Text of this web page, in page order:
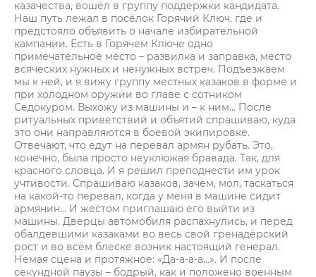
казачества, вошёл в группу поддержки кандидата.
Наш путь лежал в посёлок Горячий Ключ, где и
предстояло объявить о начале избирательной
кампании. Есть в Горячем Ключе одно
примечательное место – развилка и заправка, место
всяческих нужных и ненужных встреч. Подъезжаем
мы к ней, и я вижу группу местных казаков в форме и
при холодном оружии во главе с сотником
Седокуром. Выхожу из машины и – к ним… После
ритуальных приветствий и объятий спрашиваю, куда
это они направляются в боевой экипировке.
Отвечают, что едут на перевал армян рубать. Это,
конечно, была просто неуклюжая бравада. Так, для
красного словца. И я решил преподнести им урок
учтивости. Спрашиваю казаков, зачем, мол, таскаться
на какой-то перевал, когда у меня в машине сидит
армянин… И жестом приглашаю его выйти из
машины. Дверцы автомобиля распахнулись, и перед
обалдевшими казаками во весь свой гренадёрский
рост и во всём блеске возник настоящий генерал.
Немая сцена и протяжное: «Да-а-а-а…». И после
секундной паузы – бодрый, как и положено военным